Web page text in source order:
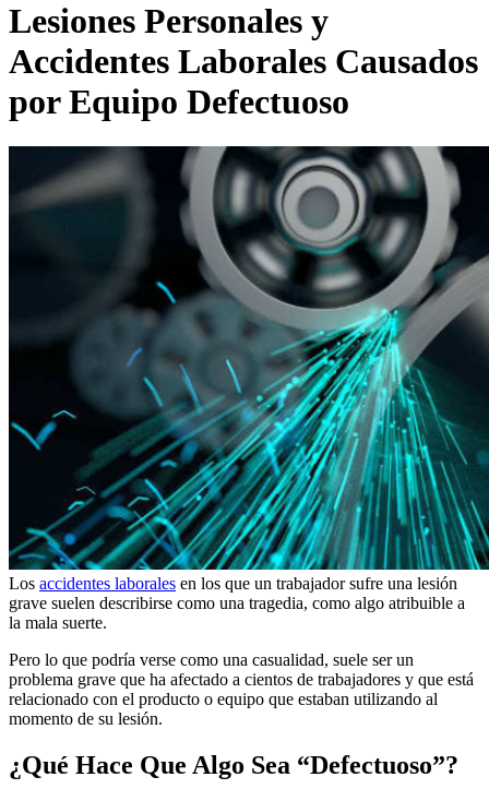
Lesiones Personales y
Accidentes Laborales Causados
por Equipo Defectuoso
Los accidentes laborales en los que un trabajador sufre una lesión
grave suelen describirse como una tragedia, como algo atribuible a
la mala suerte.
Pero lo que podría verse como una casualidad, suele ser un
problema grave que ha afectado a cientos de trabajadores y que está
relacionado con el producto o equipo que estaban utilizando al
momento de su lesión.
¿Qué Hace Que Algo Sea “Defectuoso”?